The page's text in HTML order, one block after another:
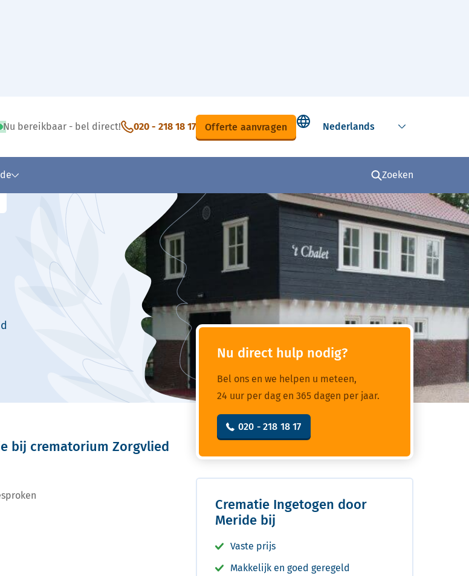
Nu bereikbaar - bel direct! 020 - 218 18 17 Offerte aanvragen
Select language
Zoeken
Nu direct hulp nodig?
Bel ons en we helpen u meteen,
24 uur per dag en 365 dagen per jaar.
020 - 218 18 17
Crematie Ingetogen door
Meride bij
Vaste prijs
Makkelijk en goed geregeld
bij crematorium Zorgvlied